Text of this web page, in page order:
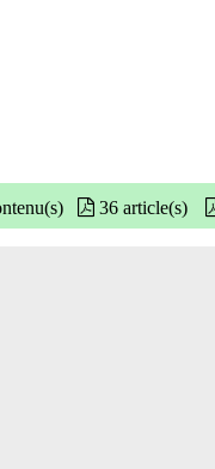
36 article(s)